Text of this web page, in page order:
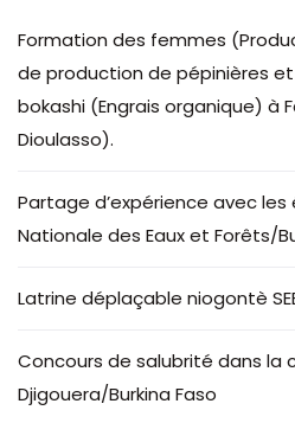
Formation des femmes
de production de pépinières
bokashi (Engrais organique) à
Dioulasso).
Partage d’expérience avec les
Nationale des Eaux et Forêts/
Latrine déplaçable niogontè
Concours de salubrité dans la
Djigouera/Burkina Faso